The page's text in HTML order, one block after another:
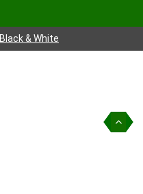
Black & White